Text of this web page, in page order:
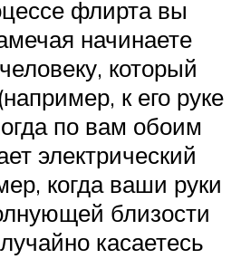
флирта вы
начинаете
который
к его руке
по вам обоим
электрический
когда ваши руки
близости
касаетесь